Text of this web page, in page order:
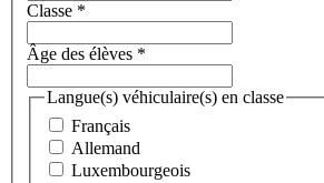
Classe *
Âge des élèves *
Langue(s) véhiculaire(s) en classe
Français
Allemand
Luxembourgeois